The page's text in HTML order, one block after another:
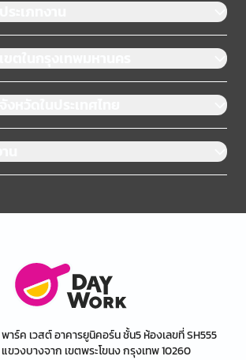
ะเภทงาน
ตในกรุงเทพมหานคร
หวัดในประเทศไทย
พาร์ค เวสต์ อาคารยูนิคอร์น ชั้น5 ห้องเลขที่ SH555
ขวงบางจาก เขตพระโขนง กรุงเทพ 10260